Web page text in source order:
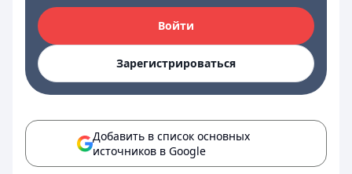
Войти
Зарегистрироваться
Добавить в список основных
источников в Google